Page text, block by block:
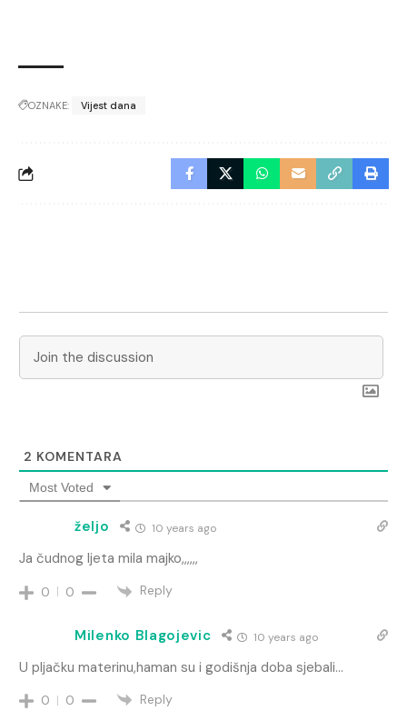
OZNAKE: Vijest dana
2 KOMENTARA
Most Voted
željo 10 years ago
Ja čudnog ljeta mila majko,,,,,,
0 0 Reply
Milenko Blagojevic 10 years ago
U pljačku materinu,haman su i godišnja doba sjebali…
0 0 Reply